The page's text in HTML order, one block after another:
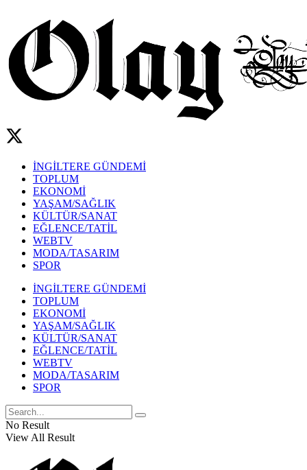
İNGİLTERE GÜNDEMİ
TOPLUM
EKONOMİ
YAŞAM/SAĞLIK
KÜLTÜR/SANAT
EĞLENCE/TATİL
WEBTV
MODA/TASARIM
SPOR
İNGİLTERE GÜNDEMİ
TOPLUM
EKONOMİ
YAŞAM/SAĞLIK
KÜLTÜR/SANAT
EĞLENCE/TATİL
WEBTV
MODA/TASARIM
SPOR
No Result
View All Result